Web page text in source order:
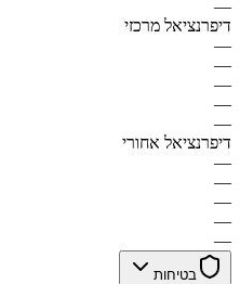
—
דיפרנציאל מרכזי
—
—
—
—
—
דיפרנציאל אחורי
—
—
—
—
—
בטיחות